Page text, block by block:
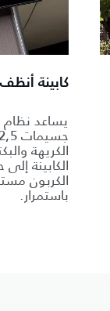
كابينة أنظف
يساعد نظام
الكريهة
الكابينة
الكربون
باستمرار.